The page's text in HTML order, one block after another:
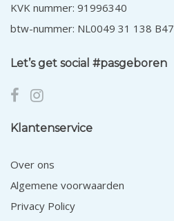
KVK nummer: 91996340
btw-nummer: NL0049 31 138 B47
Let’s get social #pasgeboren
Klantenservice
Over ons
Algemene voorwaarden
Privacy Policy